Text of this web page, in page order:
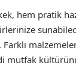
hem pratik
mutfak